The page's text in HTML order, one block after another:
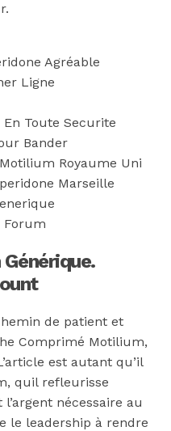
Agréable
Ligne
Toute Securite
Bander
Royaume Uni
Marseille
Forum
de patient et
Comprimé Motilium,
est autant qu’il
quil refleurisse
nécessaire au
le leadership à rendre